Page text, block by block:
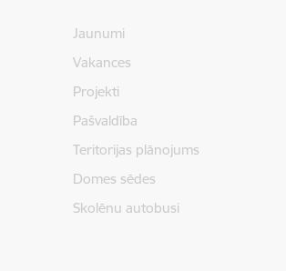
Jaunumi
Vakances
Projekti
Pašvaldība
Teritorijas plānojums
Domes sēdes
Skolēnu autobusi